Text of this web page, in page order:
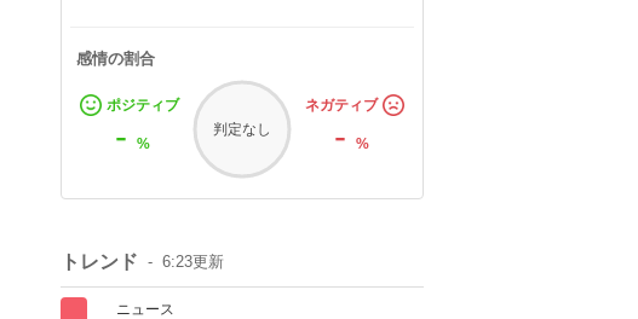
感情の割合
ポジティブ
- %
判定なし
ネガティブ
-%
トレンド 6:23更新
ニュース